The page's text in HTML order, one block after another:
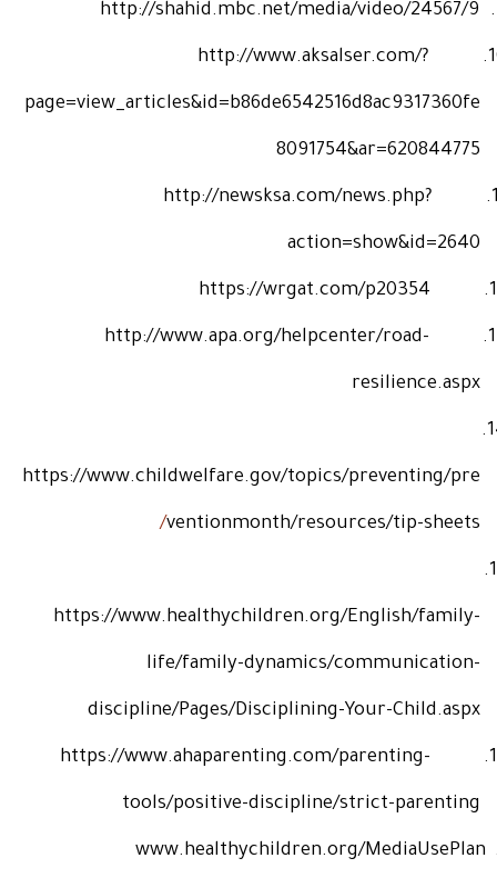
http://shahid.mbc.net/media/video/24567/9
http://www.aksalser.com/?
page=view_articles&id=b86de6542516d8ac9317360fe
8091754&ar=620844775
http://newsksa.com/news.php?
action=show&id=2640
https://wrgat.com/p20354
http://www.apa.org/helpcenter/road-
resilience.aspx
https://www.childwelfare.gov/topics/preventing/pre
ventionmonth/resources/tip-sheets
/
https://www.healthychildren.org/English/family-
life/family-dynamics/communication-
discipline/Pages/Disciplining-Your-Child.aspx
https://www.ahaparenting.com/parenting-
tools/positive-discipline/strict-parenting
www.healthychildren.org/MediaUsePlan